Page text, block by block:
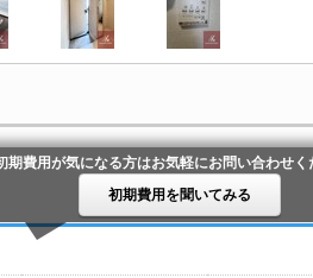
期費用が気になる方はお気軽にお問い合わせく
初期費用を聞いてみる